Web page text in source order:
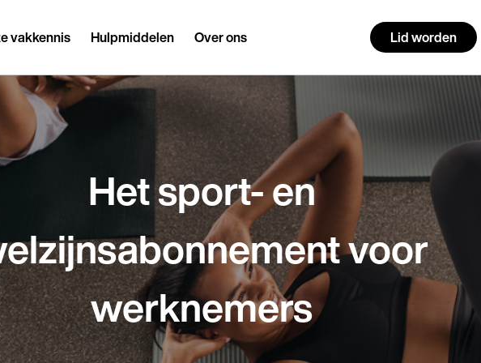
vakkennis Hulpmiddelen Over ons Lid worden
Het sport- en
voor
werknemers